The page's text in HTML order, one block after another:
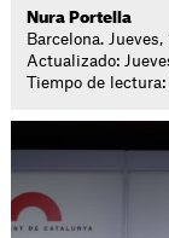
Nura Portella
Barcelona.
Actualizado:
Tiempo de